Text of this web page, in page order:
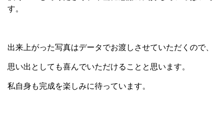
す。
出来上がった写真はデータでお渡しさせていただくので、
思い出としても喜んでいただけることと思います。
私自身も完成を楽しみに待っています。